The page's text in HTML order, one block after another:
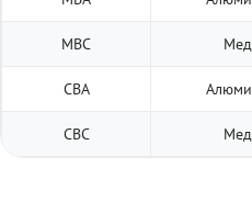
МВС
СВА
СВС